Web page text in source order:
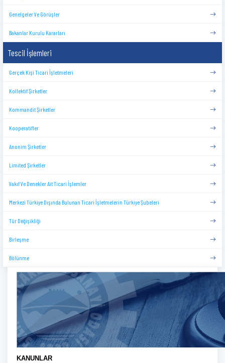
Genelgeler Ve Görüşler
Bakanlar Kurulu Kararları
Tescil İşlemleri
Gerçek Kişi Ticari İşletmeleri
Kollektif Şirketler
Kommandit Şirketler
Kooperatifler
Anonim Şirketler
Limited Şirketler
Vakıf Ve Denekler Ait Ticari İşlemler
Merkezi Türkiye Dışında Bulunan Ticari İşletmelerin Türkiye Şubeleri
Tür Değişikliği
Birleşme
Bölünme
KANUNLAR